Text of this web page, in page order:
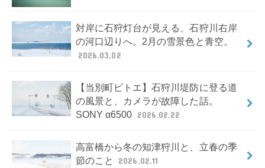
対岸に石狩灯台が見える、石狩川右岸
の河口辺りへ。2月の雪景色と青空。
2026.03.02
【当別町ビトエ】石狩川堤防に登る道
の風景と、カメラが故障した話。
SONY α6500 2026.02.22
高富橋から冬の知津狩川と、立春の季
節のこと
2026.02.11